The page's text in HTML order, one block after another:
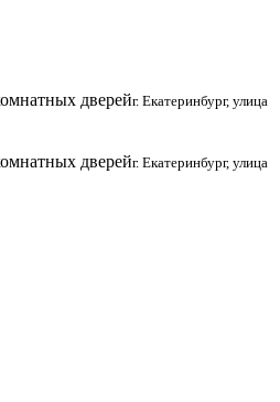
дверейг. Екатеринбург, улица
дверейг. Екатеринбург, улица